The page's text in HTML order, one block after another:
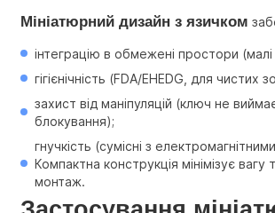
Мініатюрний дизайн з язичком
інтеграцію в обмежені простори
гігієнічність (FDA/EHEDG, для чистих
захист від маніпуляцій (ключ не
блокування);
гнучкість (сумісні з
Компактна конструкція мінімізує вагу
монтаж.